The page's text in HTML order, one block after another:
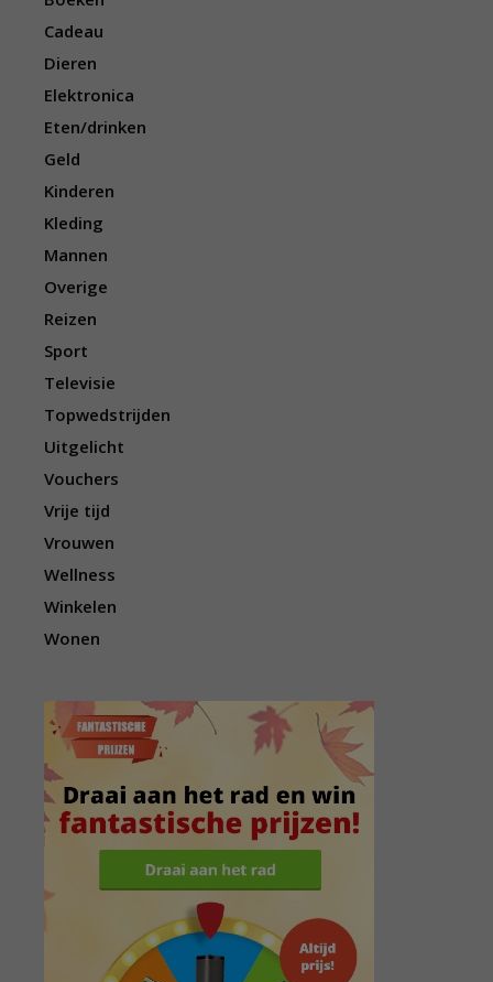
Cadeau
Dieren
Elektronica
Eten/drinken
Geld
Kinderen
Kleding
Mannen
Overige
Reizen
Sport
Televisie
Topwedstrijden
Uitgelicht
Vouchers
Vrije tijd
Vrouwen
Wellness
Winkelen
Wonen